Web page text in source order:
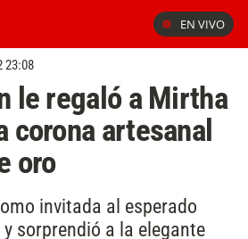
EN VIVO
23:08
le regaló a Mirtha
corona artesanal
oro
invitada al esperado
sorprendió a la elegante